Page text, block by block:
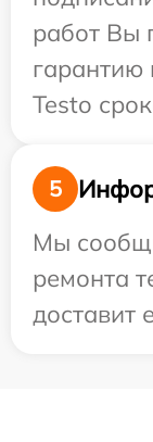
работ Вы
гарантию
Testo
5
Мы
ремонта
доставит